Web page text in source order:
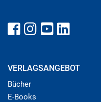
VERLAGSANGEBOT
Bücher
E-Books